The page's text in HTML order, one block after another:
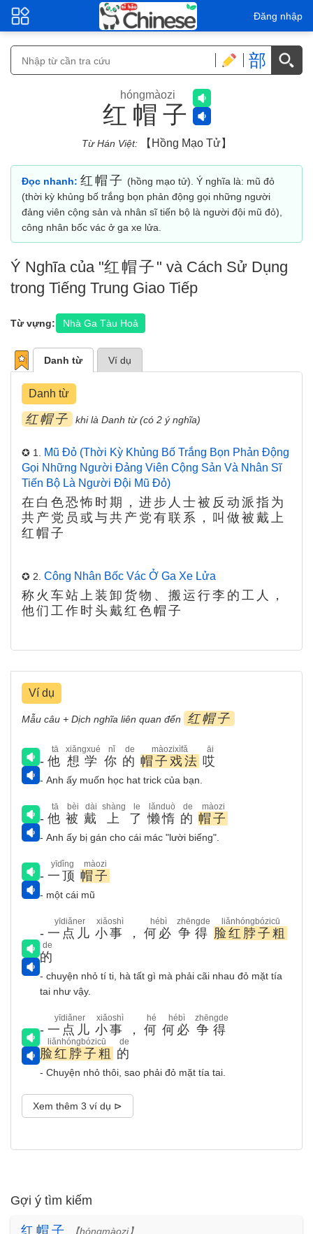
Đăng nhập
部
红帽子
hóngmàozi
Từ Hán Việt:【hồng Mạo Tử】
Đọc nhanh: 红帽子 (hồng mạo tử). Ý nghĩa là: mũ đỏ
(thời kỳ khủng bố trắng bọn phản động gọi những người
đảng viên cộng sản và nhân sĩ tiến bộ là người đội mũ đỏ),
công nhân bốc vác ở ga xe lửa.
Ý Nghĩa của "红帽子 " và Cách Sử Dụng
trong Tiếng Trung Giao Tiếp
Từ vựng: Nhà Ga Tàu Hoả
Danh từ Ví dụ
Danh từ
红帽子 khi là Danh từ (có 2 ý nghĩa)
✪ 1.
Mũ Đỏ (thời Kỳ Khủng Bố Trắng Bọn Phản Động
Gọi Những Người Đảng Viên Cộng Sản Và Nhân Sĩ
Tiến Bộ Là Người Đội Mũ Đỏ)
在白色恐怖时期，进步人士被反动派指为
共产党员或与共产党有联系，叫做被戴上
红帽子
✪ 2. Công Nhân Bốc Vác Ở Ga Xe Lửa
称火车站上装卸货物、搬运行李的工人，
他们工作时头戴红色帽子
Ví dụ
Mẫu câu + Dịch nghĩa liên quan đến 红帽子
- 他
tā
想学
xiǎngxué
你
nǐ
的
de
帽子戏法
màozixìfǎ
哎
āi
- Anh ấy muốn học hat trick của bạn.
- 他
tā
被
bèi
戴
dài
上
shàng
了
le
懒惰
lǎnduò
的
de
帽子
màozi
- Anh ấy bị gán cho cái mác "lười biếng".
- 一顶
yīdǐng
帽子
màozi
- một cái mũ
- 一点儿
yīdiǎner
小事
xiǎoshì
， 何必
hébì
争得
zhēngde
脸红脖子粗
liǎnhóngbózicū
的
de
- chuyện nhỏ tí ti, hà tất gì mà phải cãi nhau đỏ mặt tía
tai như vậy.
- 一点儿
yīdiǎner
小事
xiǎoshì
， 何
hé
何必
hébì
争得
zhēngde
脸红脖子粗
liǎnhóngbózicū
的
de
- Chuyện nhỏ thôi, sao phải đỏ mặt tía tai.
Xem thêm 3 ví dụ ⊳
Gợi ý tìm kiếm
红 帽 子
【hóngmàozi】